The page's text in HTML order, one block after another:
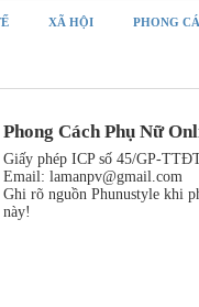
XÃ HỘI PHONG
Phong Cách Phụ Nữ
Giấy phép ICP số 45/GP-
Email: lamanpv@gmail.com
Ghi rõ nguồn Phunustyle khi
này!